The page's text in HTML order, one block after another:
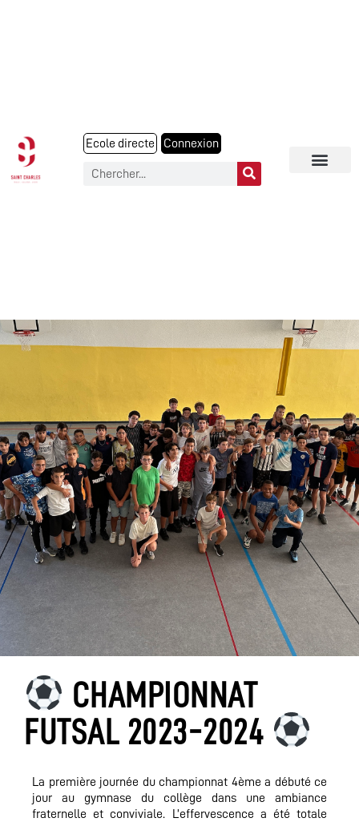
Ecole directe Connexion
CHAMPIONNAT
FUTSAL 2023-2024
La première journée du championnat 4ème a débuté ce
jour au gymnase du collège dans une ambiance
fraternelle et conviviale. L’effervescence a été totale